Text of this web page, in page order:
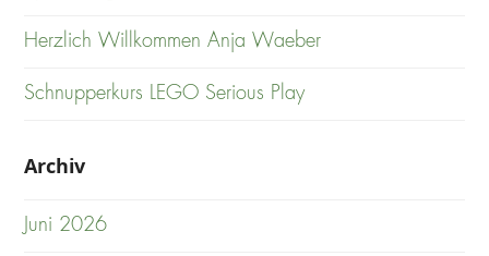
Herzlich Willkommen Anja Waeber
Schnupperkurs LEGO Serious Play
Archiv
Juni 2026